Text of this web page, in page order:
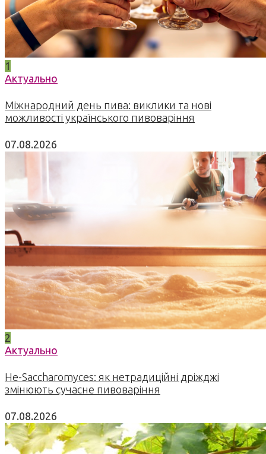
1
Актуально
Міжнародний день пива: виклики та нові
можливості українського пивоваріння
07.08.2026
2
Актуально
Не-Saccharomyces: як нетрадиційні дріжджі
змінюють сучасне пивоваріння
07.08.2026